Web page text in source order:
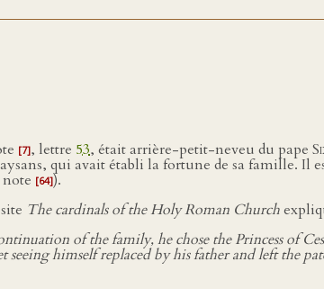
[7], lettre 53, était arrière-petit-neveu du pape
qui avait établi la fortune de sa famille. Il
note [64]).
The cardinals of the Holy Roman Church
of the family, he chose the Princess of
seeing himself replaced by his father and left the